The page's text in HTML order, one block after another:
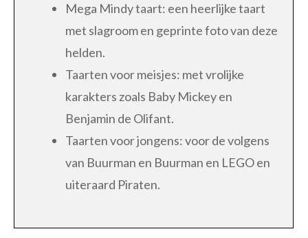
Mega Mindy taart: een heerlijke taart
met slagroom en geprinte foto van deze
helden.
Taarten voor meisjes: met vrolijke
karakters zoals Baby Mickey en
Benjamin de Olifant.
Taarten voor jongens: voor de volgens
van Buurman en Buurman en LEGO en
uiteraard Piraten.